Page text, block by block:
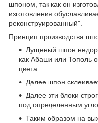
шпоном, так как он
изготовления
реконструированный".
Принцип производства
Лущеный шпон
как Абаши или Тополь
цвета.
Далее шпон
Далее эти блоки
под определенным
Таким образом на